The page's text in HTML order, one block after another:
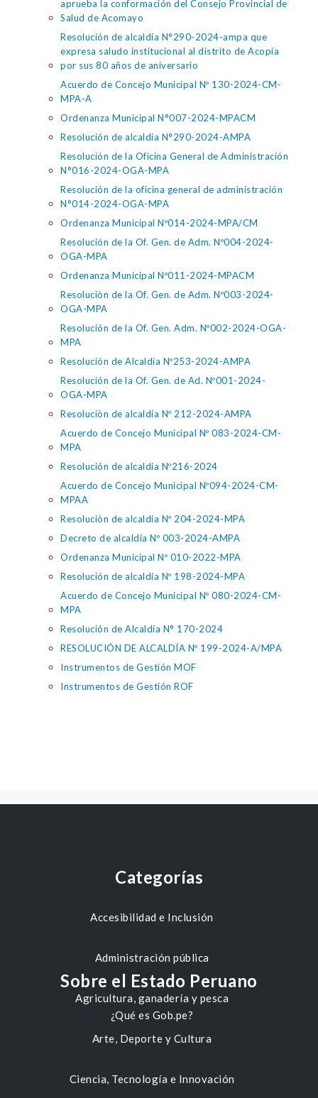
aprueba la conformación del Consejo Provincial de
Salud de Acomayo
Resolución de alcaldía N°290-2024-ampa que
expresa saludo institucional al distrito de Acopía
por sus 80 años de aniversario
Acuerdo de Concejo Municipal Nº 130-2024-CM-
MPA-A
Ordenanza Municipal N°007-2024-MPACM
Resolución de alcaldía N°290-2024-AMPA
Resolución de la Oficina General de Administración
N°016-2024-OGA-MPA
Resolución de la oficina general de administración
N°014-2024-OGA-MPA
Ordenanza Municipal Nº014-2024-MPA/CM
Resolución de la Of. Gen. de Adm. Nº004-2024-
OGA-MPA
Ordenanza Municipal Nº011-2024-MPACM
Resoluciòn de la Of. Gen. de Adm. Nº003-2024-
OGA-MPA
Resolución de la Of. Gen. Adm. Nº002-2024-OGA-
MPA
Resolución de Alcaldía Nº253-2024-AMPA
Resolución de la Of. Gen. de Ad. Nº001-2024-
OGA-MPA
Resoluciòn de alcaldía Nº 212-2024-AMPA
Acuerdo de Concejo Municipal Nº 083-2024-CM-
MPA
Resolución de alcaldía Nº216-2024
Acuerdo de Concejo Municipal Nº094-2024-CM-
MPAA
Resoluciòn de alcaldía Nº 204-2024-MPA
Decreto de alcaldía Nº 003-2024-AMPA
Ordenanza Municipal Nº 010-2022-MPA
Resolución de alcaldía Nº 198-2024-MPA
Acuerdo de Concejo Municipal Nº 080-2024-CM-
MPA
Resolución de Alcaldía N° 170-2024
RESOLUCIÓN DE ALCALDÍA Nº 199-2024-A/MPA
Instrumentos de Gestión MOF
Instrumentos de Gestión ROF
Categorías
Accesibilidad e Inclusión
Administración pública
Agricultura, ganadería y pesca
Arte, Deporte y Cultura
Ciencia, Tecnología e Innovación
Sobre el Estado Peruano
¿Qué es Gob.pe?